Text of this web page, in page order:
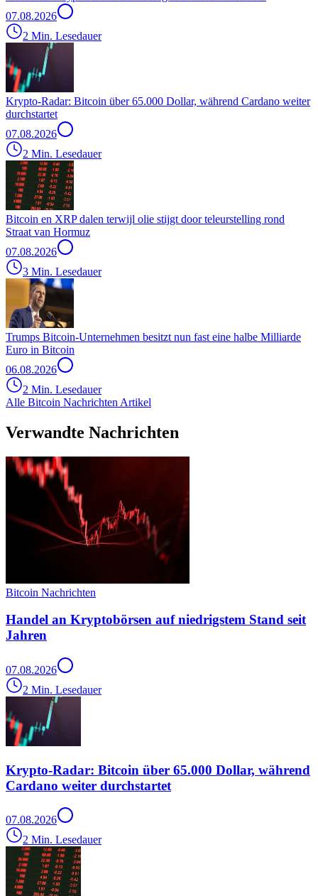
07.08.2026
2 Min. Lesedauer
Krypto-Radar: Bitcoin über 65.000 Dollar, während Cardano weiter
durchstartet
07.08.2026
2 Min. Lesedauer
Bitcoin en XRP dalen terwijl olie stijgt door teleurstelling rond
Straat van Hormuz
07.08.2026
3 Min. Lesedauer
Trumps Bitcoin-Unternehmen besitzt nun fast eine halbe Milliarde
Euro in Bitcoin
06.08.2026
2 Min. Lesedauer
Alle Bitcoin Nachrichten Artikel
Verwandte Nachrichten
Bitcoin Nachrichten
Handel an Kryptobörsen auf niedrigstem Stand seit
Jahren
07.08.2026
2 Min. Lesedauer
Krypto-Radar: Bitcoin über 65.000 Dollar, während
Cardano weiter durchstartet
07.08.2026
2 Min. Lesedauer